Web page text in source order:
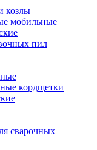
козлы
мобильные
пил
кордщетки
сварочных